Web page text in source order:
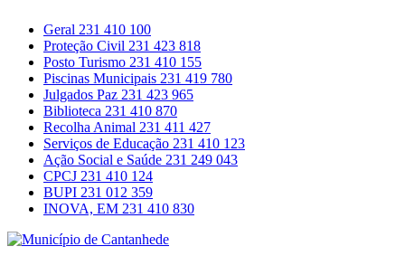
Geral 231 410 100
Proteção Civil 231 423 818
Posto Turismo 231 410 155
Piscinas Municipais 231 419 780
Julgados Paz 231 423 965
Biblioteca 231 410 870
Recolha Animal 231 411 427
Serviços de Educação 231 410 123
Ação Social e Saúde 231 249 043
CPCJ 231 410 124
BUPI 231 012 359
INOVA, EM 231 410 830